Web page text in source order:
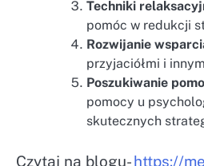
Techniki
pomóc w redukcji
Rozwijanie
przyjaciółmi i
Poszukiwanie
pomocy u
skutecznych
Czytaj na blogu-https://